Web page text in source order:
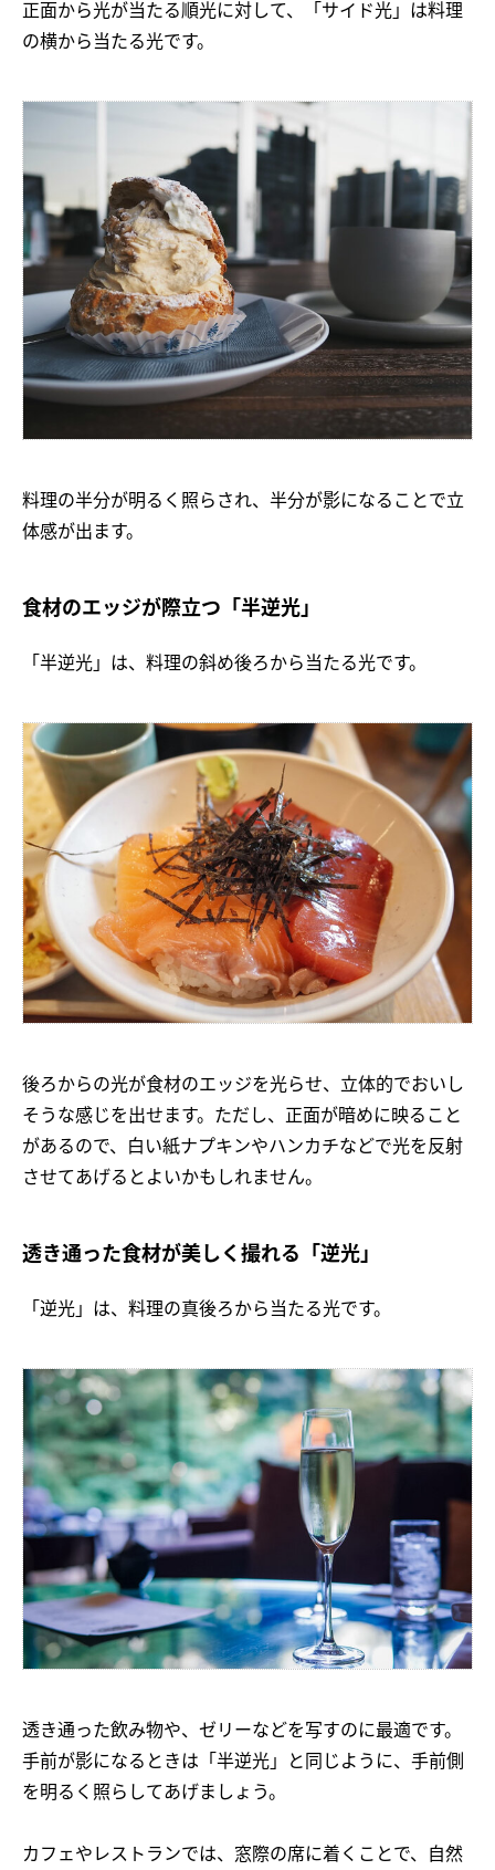
正面から光が当たる順光に対して、「サイド光」は料理
の横から当たる光です。
料理の半分が明るく照らされ、半分が影になることで立
体感が出ます。
食材のエッジが際立つ「半逆光」
「半逆光」は、料理の斜め後ろから当たる光です。
後ろからの光が食材のエッジを光らせ、立体的でおいし
そうな感じを出せます。ただし、正面が暗めに映ること
があるので、白い紙ナプキンやハンカチなどで光を反射
させてあげるとよいかもしれません。
透き通った食材が美しく撮れる「逆光」
「逆光」は、料理の真後ろから当たる光です。
透き通った飲み物や、ゼリーなどを写すのに最適です。
手前が影になるときは「半逆光」と同じように、手前側
を明るく照らしてあげましょう。
カフェやレストランでは、窓際の席に着くことで、自然